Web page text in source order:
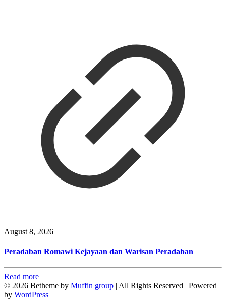
August 8, 2026
Peradaban Romawi Kejayaan dan Warisan Peradaban
Read more
© 2026 Betheme by Muffin group | All Rights Reserved | Powered
by WordPress